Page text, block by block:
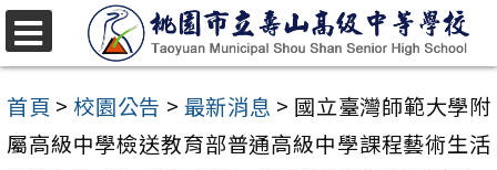
跳
至
主
要
首頁 > 校園公告 > 最新消息 > 國立臺灣師範大學附
屬高級中學檢送教育部普通高級中學課程藝術生活
選
單